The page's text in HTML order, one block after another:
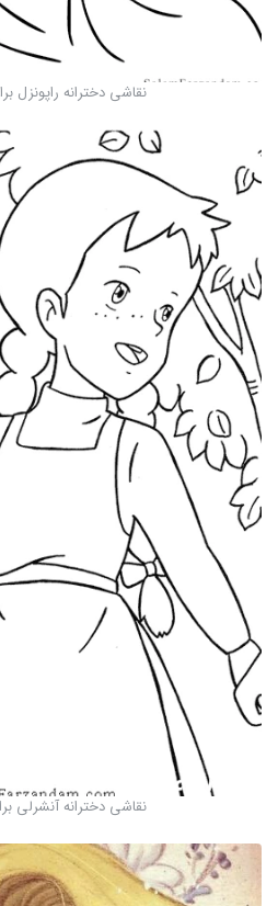
نقاشی دخترانه راپونزل
نقاشی دخترانه آنشرلی